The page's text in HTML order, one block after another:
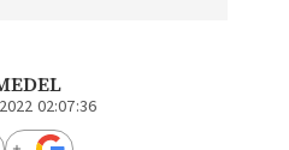
02:07:36